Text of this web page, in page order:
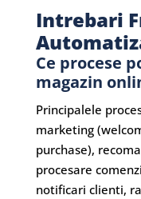
Intrebari
Ce procese
magazin
Principalele
marketing
purchase),
procesare
notificari clienti,